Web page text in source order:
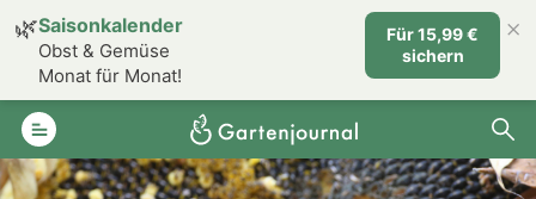
🌿Saisonkalender
Obst & Gemüse
Monat für Monat!
Für 15,99 €
sichern
×